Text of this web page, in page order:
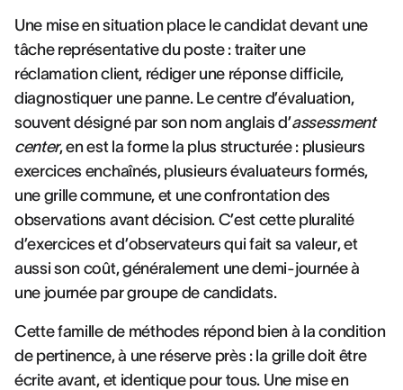
Une mise en situation place le candidat devant une
tâche représentative du poste : traiter une
réclamation client, rédiger une réponse difficile,
diagnostiquer une panne. Le centre d’évaluation,
souvent désigné par son nom anglais d’assessment
center, en est la forme la plus structurée : plusieurs
exercices enchaînés, plusieurs évaluateurs formés,
une grille commune, et une confrontation des
observations avant décision. C’est cette pluralité
d’exercices et d’observateurs qui fait sa valeur, et
aussi son coût, généralement une demi-journée à
une journée par groupe de candidats.
Cette famille de méthodes répond bien à la condition
de pertinence, à une réserve près : la grille doit être
écrite avant, et identique pour tous. Une mise en